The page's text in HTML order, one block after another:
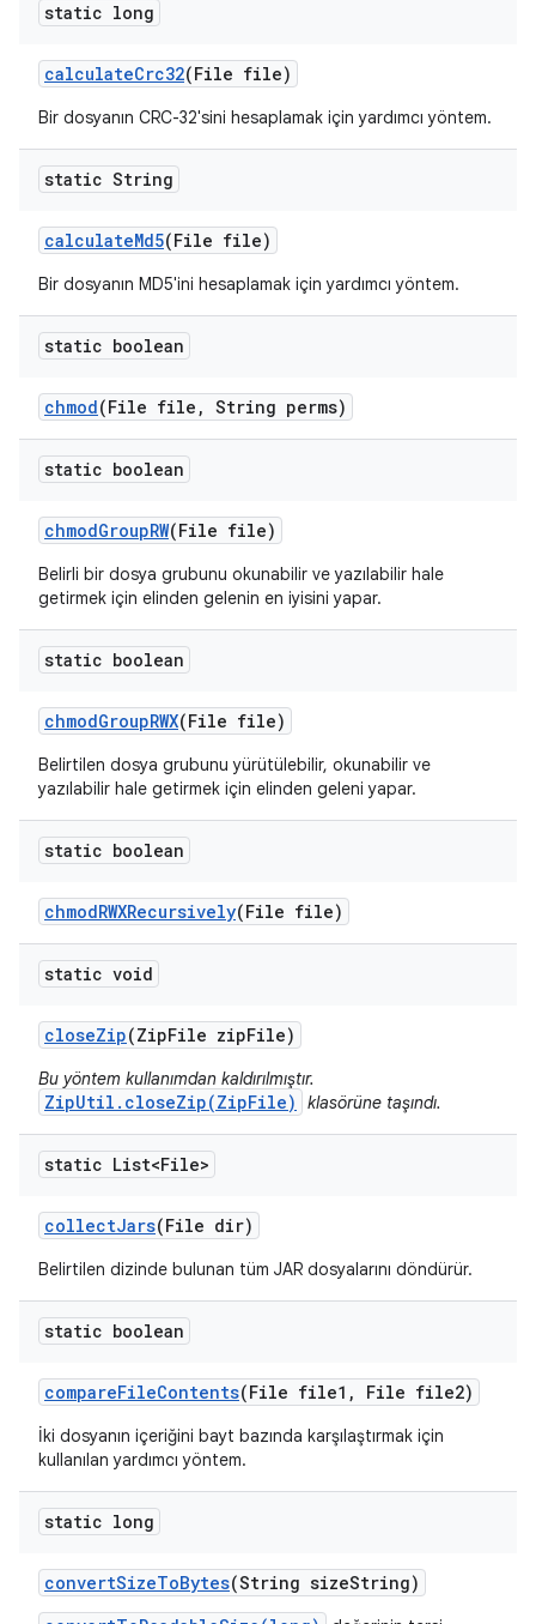
static long
calculateCrc32(File file)
Bir dosyanın CRC-32'sini hesaplamak için yardımcı yöntem.
static String
calculateMd5(File file)
Bir dosyanın MD5'ini hesaplamak için yardımcı yöntem.
static boolean
chmod(File file , String perms)
static boolean
chmodGroupRW(File file)
Belirli bir dosya grubunu okunabilir ve yazılabilir hale
getirmek için elinden gelenin en iyisini yapar.
static boolean
chmodGroupRWX(File file)
Belirtilen dosya grubunu yürütülebilir, okunabilir ve
yazılabilir hale getirmek için elinden geleni yapar.
static boolean
chmodRWXRecursively(File file)
static void
closeZip(ZipFile zipFile)
Bu yöntem kullanımdan kaldırılmıştır.
ZipUtil.closeZip(ZipFile) klasörüne taşındı.
static List<File>
collectJars(File dir)
Belirtilen dizinde bulunan tüm JAR dosyalarını döndürür.
static boolean
compareFileContents(File file1 , File file2)
İki dosyanın içeriğini bayt bazında karşılaştırmak için
kullanılan yardımcı yöntem.
static long
convertSizeToBytes(String sizeString)